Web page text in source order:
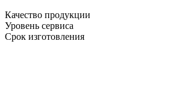
Качество продукции
Уровень сервиса
Срок изготовления